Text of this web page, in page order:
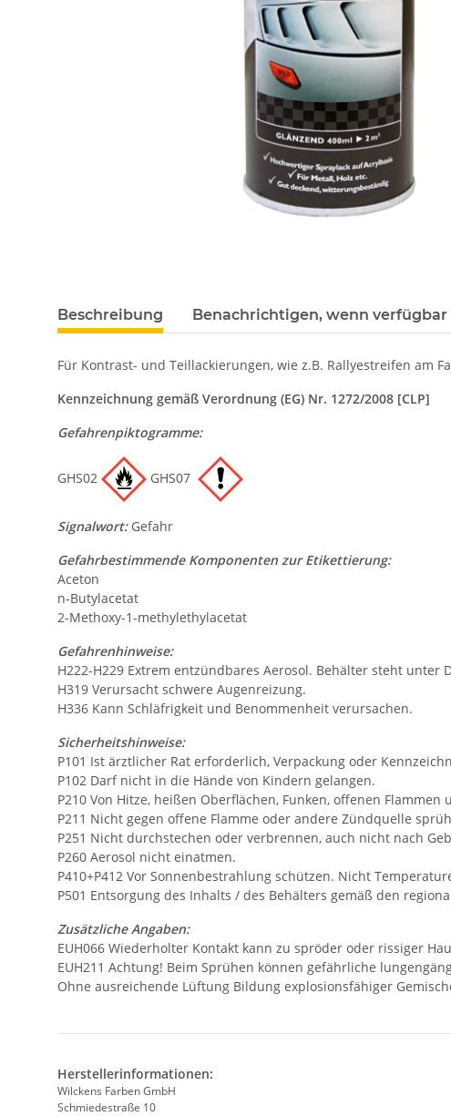
Beschreibung Benachrichtigen, wenn verfügbar
Für Kontrast- und Teillackierungen, wie z.B. Rallyestreifen am
Kennzeichnung gemäß Verordnung (EG) Nr. 1272/2008 [CLP]
Gefahrenpiktogramme:
GHS02 GHS07
Signalwort: Gefahr
Gefahrbestimmende Komponenten zur Etikettierung:
Aceton
n-Butylacetat
2-Methoxy-1-methylethylacetat
Gefahrenhinweise:
H222-H229 Extrem entzündbares Aerosol. Behälter steht unter
H319 Verursacht schwere Augenreizung.
H336 Kann Schläfrigkeit und Benommenheit verursachen.
Sicherheitshinweise:
P101 Ist ärztlicher Rat erforderlich, Verpackung oder
P102 Darf nicht in die Hände von Kindern gelangen.
P210 Von Hitze, heißen Oberflächen, Funken, offenen
P211 Nicht gegen offene Flamme oder andere Zündquelle
P251 Nicht durchstechen oder verbrennen, auch nicht nach
P260 Aerosol nicht einatmen.
P410+P412 Vor Sonnenbestrahlung schützen. Nicht
P501 Entsorgung des Inhalts / des Behälters gemäß den
Zusätzliche Angaben:
EUH066 Wiederholter Kontakt kann zu spröder oder rissiger
EUH211 Achtung! Beim Sprühen können gefährliche
Ohne ausreichende Lüftung Bildung explosionsfähiger
Herstellerinformationen:
Wilckens Farben GmbH
Schmiedestraße 10